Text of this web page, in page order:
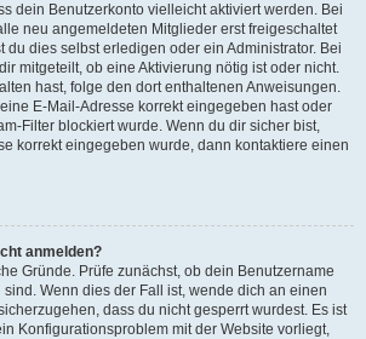
dein Benutzerkonto vielleicht aktiviert werden. Bei
neu angemeldeten Mitglieder erst freigeschaltet
du dies selbst erledigen oder ein Administrator. Bei
mitgeteilt, ob eine Aktivierung nötig ist oder nicht.
hast, folge den dort enthaltenen Anweisungen.
E-Mail-Adresse korrekt eingegeben hast oder
Filter blockiert wurde. Wenn du dir sicher bist,
korrekt eingegeben wurde, dann kontaktiere einen
anmelden?
Gründe. Prüfe zunächst, ob dein Benutzername
Wenn dies der Fall ist, wende dich an einen
dass du nicht gesperrt wurdest. Es ist
Konfigurationsproblem mit der Website vorliegt,